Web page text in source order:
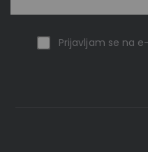
Prijavljam se na